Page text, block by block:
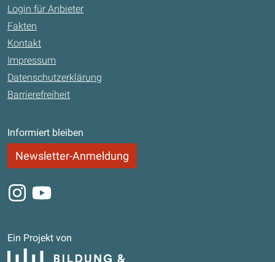
Login für Anbieter
Fakten
Kontakt
Impressum
Datenschutzerklärung
Barrierefreiheit
Informiert bleiben
Newsletter-Anmeldung
Instagram
Youtube
Ein Projekt von
Bildung und Begabung